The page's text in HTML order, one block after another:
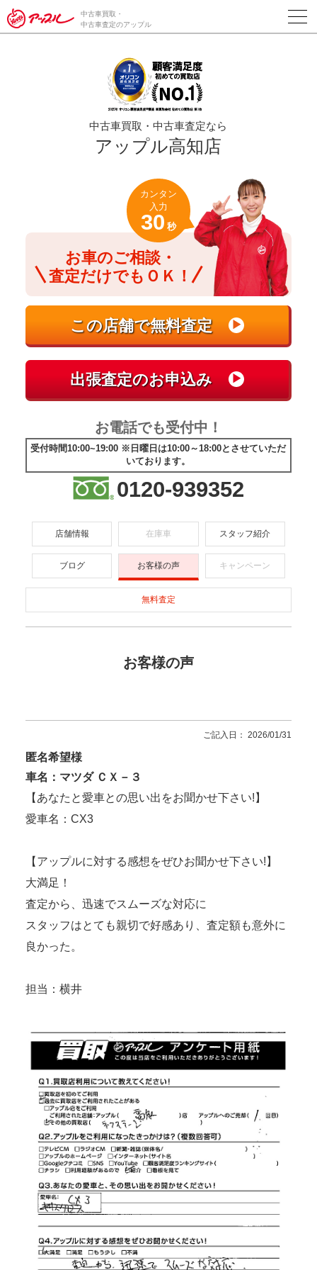
/*ABテスト_新規査定フォームの為のCVボタン*/
中古車買取・
中古車査定のアップル
中古車買取・中古車査定なら
アップル高知店
お車のご相談・
査定だけでもＯＫ！
カンタン
入力
30 秒
お電話でも受付中！
受付時間10:00~19:00 ※日曜日は10:00～18:00とさせていただ
いております。
0120-939352
店舗情報 在庫車 スタッフ紹介
ブログ お客様の声 キャンペーン
無料査定
お客様の声
ご記入日： 2026/01/31
匿名希望様
車名：マツダ ＣＸ－３
【あなたと愛車との思い出をお聞かせ下さい!】
愛車名：CX3
【アップルに対する感想をぜひお聞かせ下さい!】
大満足！
査定から、迅速でスムーズな対応に
スタッフはとても親切で好感あり、査定額も意外に
良かった。
担当：横井